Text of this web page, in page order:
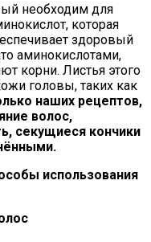
необходим для
которая
здоровый
аминокислотами,
корни. Листья этого
головы, таких как
наших рецептов,
волос,
секущиеся кончики
использования